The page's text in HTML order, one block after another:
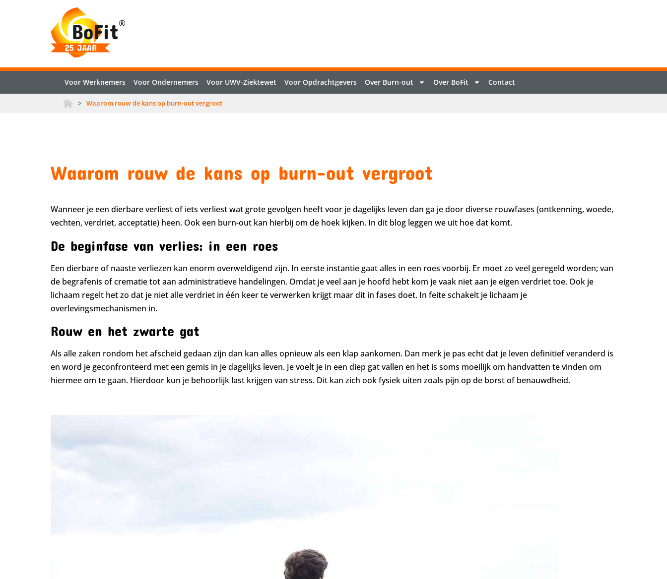
Voor Werknemers Voor Ondernemers Voor UWV-Ziektewet Voor Opdrachtgevers Over Burn-out Over BoFit Contact
> Waarom rouw de kans op burn-out vergroot
Waarom rouw de kans op burn-out vergroot
Wanneer je een dierbare verliest of iets verliest wat grote gevolgen heeft voor je dagelijks leven dan ga je door diverse rouwfases (ontkenning, woede,
vechten, verdriet, acceptatie) heen. Ook een burn-out kan hierbij om de hoek kijken. In dit blog leggen we uit hoe dat komt.
De beginfase van verlies: in een roes
Een dierbare of naaste verliezen kan enorm overweldigend zijn. In eerste instantie gaat alles in een roes voorbij. Er moet zo veel geregeld worden; van
de begrafenis of crematie tot aan administratieve handelingen. Omdat je veel aan je hoofd hebt kom je vaak niet aan je eigen verdriet toe. Ook je
lichaam regelt het zo dat je niet alle verdriet in één keer te verwerken krijgt maar dit in fases doet. In feite schakelt je lichaam je
overlevingsmechanismen in.
Rouw en het zwarte gat
Als alle zaken rondom het afscheid gedaan zijn dan kan alles opnieuw als een klap aankomen. Dan merk je pas echt dat je leven definitief veranderd is
en word je geconfronteerd met een gemis in je dagelijks leven. Je voelt je in een diep gat vallen en het is soms moeilijk om handvatten te vinden om
hiermee om te gaan. Hierdoor kun je behoorlijk last krijgen van stress. Dit kan zich ook fysiek uiten zoals pijn op de borst of benauwdheid.